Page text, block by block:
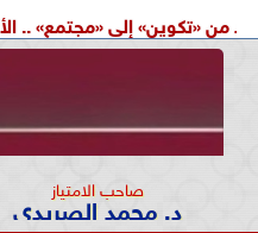
«مجتمع» .. الأقنعة تتغير
صاحب الامتياز
د. محمد الصريدي